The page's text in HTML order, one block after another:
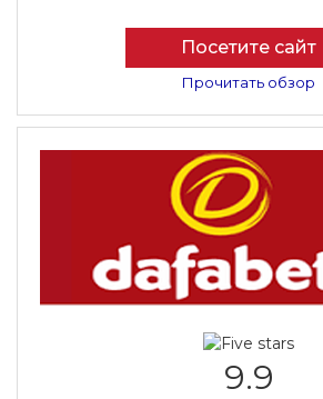
Посетите сайт
Прочитать обзор
9.9